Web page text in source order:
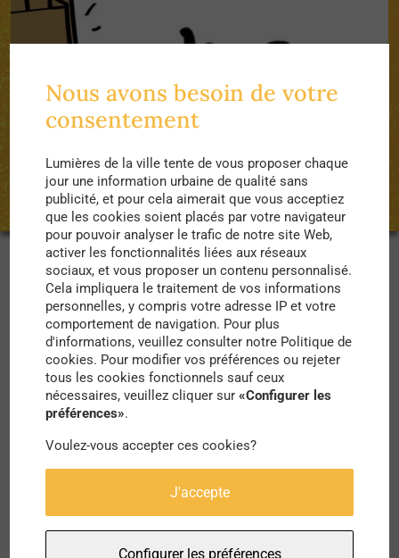
Le Monde.fr en parle comme « un mouvement
d’entraide d’un genre nouveau ».« Il s’agit de venir
en aide aux plus démunis », explique Garance
Vallaeys, porte-parole de #PourEux.
Découvrez-en plus sur cette belle initiative qui a
vu le jour, durant le confinement que nous avons
vécu ces dernières semaines. Opérationnel dans
une quizaine de villes, des dizaines de milliers de
repas ont été livrés et servis à des SDF. Le
Nous avons besoin de votre
consentement
Lumières de la ville tente de vous proposer chaque
jour une information urbaine de qualité sans
publicité, et pour cela aimerait que vous acceptiez
que les cookies soient placés par votre navigateur
pour pouvoir analyser le trafic de notre site Web,
activer les fonctionnalités liées aux réseaux
sociaux, et vous proposer un contenu personnalisé.
Cela impliquera le traitement de vos informations
personnelles, y compris votre adresse IP et votre
comportement de navigation. Pour plus
d'informations, veuillez consulter notre Politique de
cookies. Pour modifier vos préférences ou rejeter
tous les cookies fonctionnels sauf ceux
nécessaires, veuillez cliquer sur«Configurer les
préférences».
Voulez-vous accepter ces cookies?
J'accepte
Configurer les préférences